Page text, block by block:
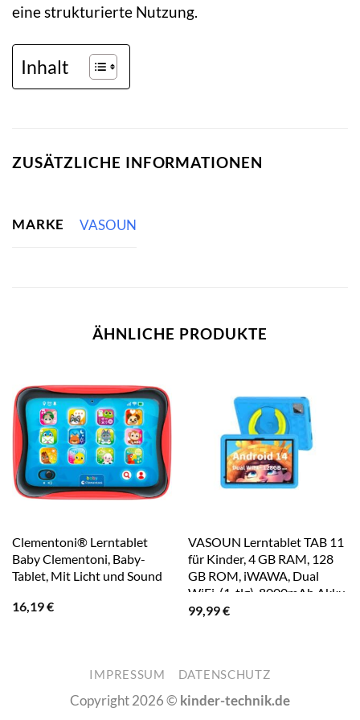
eine strukturierte Nutzung.
Inhalt
ZUSÄTZLICHE INFORMATIONEN
MARKE VASOUN
ÄHNLICHE PRODUKTE
Clementoni® Lerntablet
Baby Clementoni, Baby-
Tablet, Mit Licht und Sound
16,19€
VASOUN Lerntablet TAB 11
für Kinder, 4 GB RAM, 128
GB ROM, iWAWA, Dual
WiFi, (1-tlg), 8000mAh Akku
Blau
99,99€
IMPRESSUM DATENSCHUTZ
Copyright 2026 © kinder-technik.de